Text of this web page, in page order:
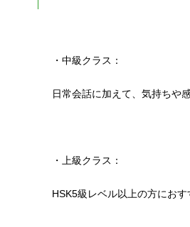
・中級クラス：
日常会話に加えて、気持ちや
・上級クラス：
HSK5級レベル以上の方におす